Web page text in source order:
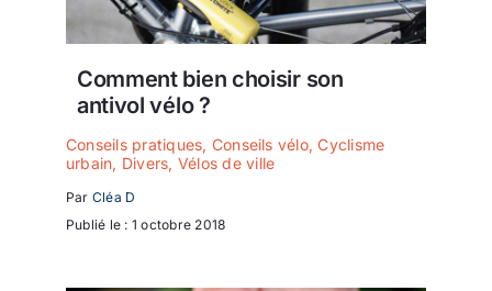
Comment bien choisir son
antivol vélo ?
Conseils pratiques, Conseils vélo,Cyclisme
urbain, Divers, Vélos de ville
Par Cléa D
Publié le : 1 octobre 2018